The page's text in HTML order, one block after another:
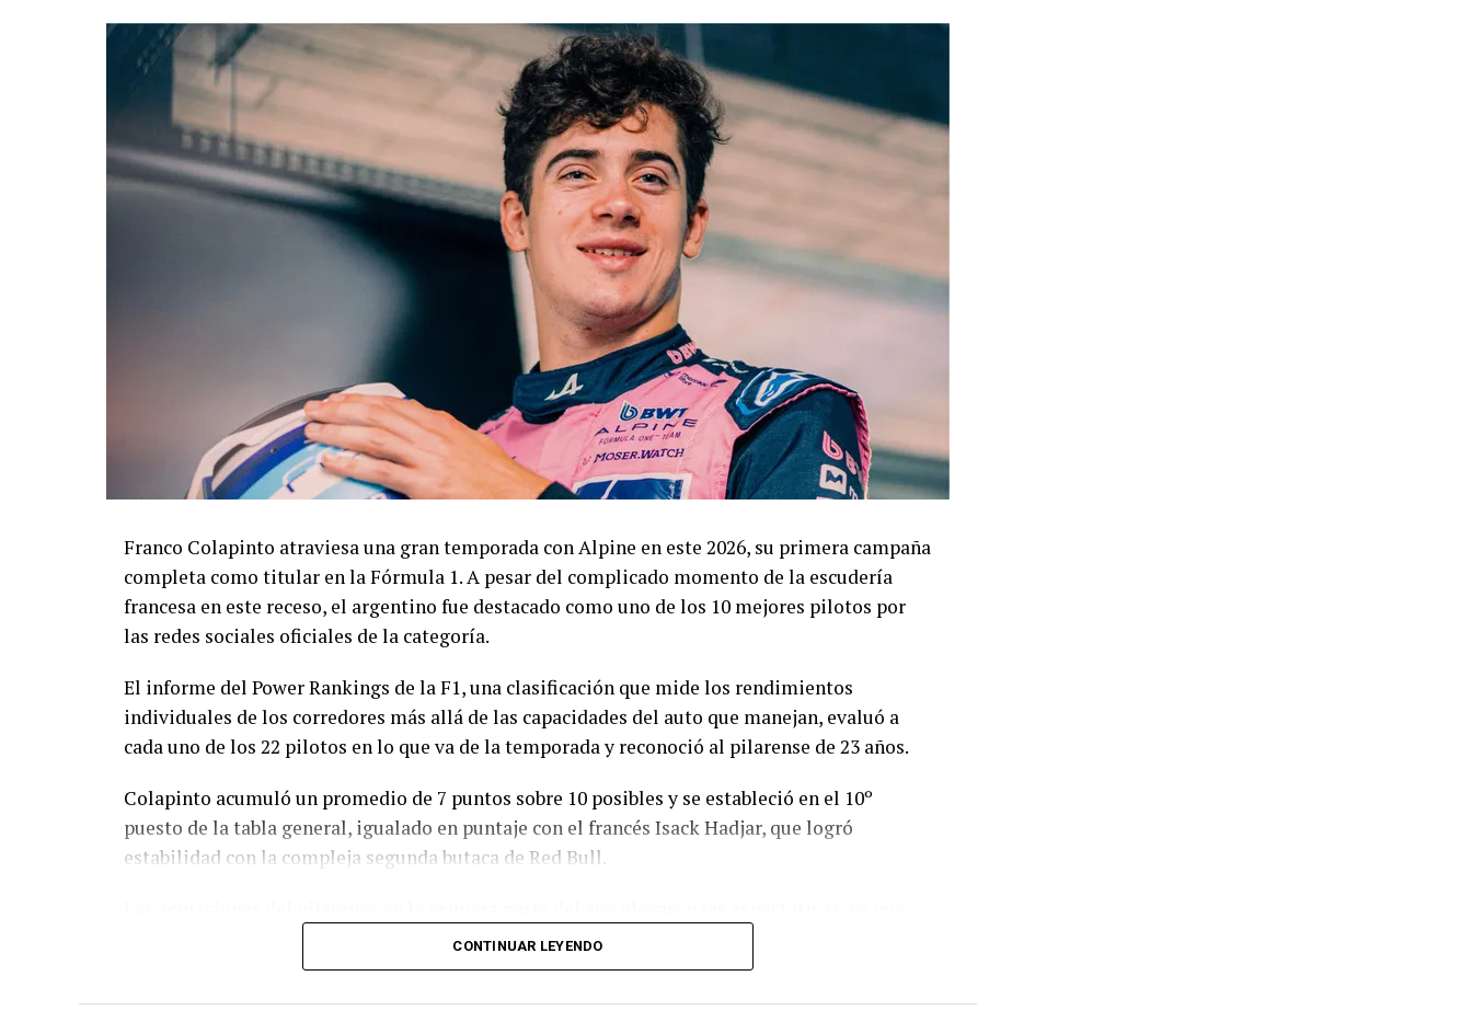
Franco Colapinto atraviesa una gran temporada con Alpine en este 2026, su primera campaña
completa como titular en la Fórmula 1. A pesar del complicado momento de la escudería
francesa en este receso, el argentino fue destacado como uno de los 10 mejores pilotos por
las redes sociales oficiales de la categoría.
El informe del Power Rankings de la F1, una clasificación que mide los rendimientos
individuales de los corredores más allá de las capacidades del auto que manejan, evaluó a
cada uno de los 22 pilotos en lo que va de la temporada y reconoció al pilarense de 23 años.
Colapinto acumuló un promedio de 7 puntos sobre 10 posibles y se estableció en el 10º
puesto de la tabla general, igualado en puntaje con el francés Isack Hadjar, que logró
estabilidad con la compleja segunda butaca de Red Bull.
logró sumar puntos en seis de las once carreras que se disputaron, con un total de 19
unidades que lo ubican en el 12º lugar en el campeonato.
CONTINUAR LEYENDO